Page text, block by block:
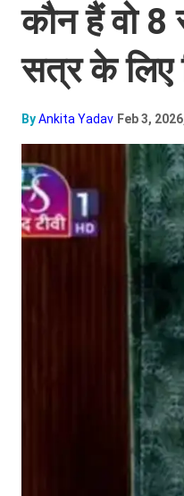
कौन हैं वो
सत्र के लिए
ByAnkita Yadav Feb 3,